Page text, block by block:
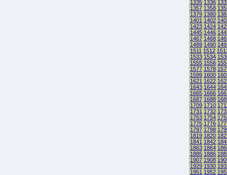
1335 1336
1357 1358
1379 1380
1401 1402
1423 1424
1445 1446
1467 1468
1489 1490
1511 1512
1533 1534
1555 1556
1577 1578
1599 1600
1621 1622
1643 1644
1665 1666
1687 1688
1709 1710
1731 1732
1753 1754
1775 1776
1797 1798
1819 1820
1841 1842
1863 1864
1885 1886
1907 1908
1929 1930
1951 1952